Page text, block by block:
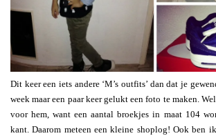
Dit keer een iets andere ‘M’s outfits’ dan dat je
week maar een paar keer gelukt een foto te maken.
voor hem, want een aantal broekjes in maat 104
kant. Daarom meteen een kleine shoplog! Ook ben